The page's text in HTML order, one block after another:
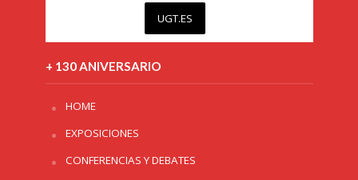
UGT.ES
+ 130 ANIVERSARIO
HOME
EXPOSICIONES
CONFERENCIAS Y DEBATES